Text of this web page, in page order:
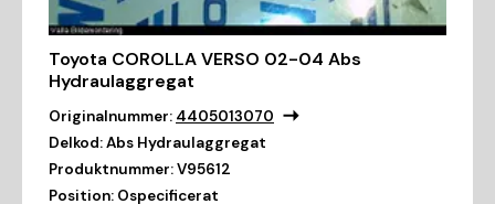
Toyota COROLLA VERSO 02-04 Abs
Hydraulaggregat
Originalnummer: 4405013070
Delkod:Abs Hydraulaggregat
Produktnummer:V95612
Position: Ospecificerat